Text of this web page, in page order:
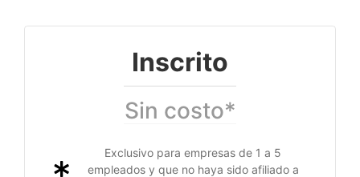
Inscrito
Sin costo*
Exclusivo para empresas de 1 a 5
empleados y que no haya sido afiliado a